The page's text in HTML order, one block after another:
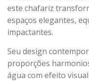
este chafariz
espaços elegantes,
impactantes.
Seu design
proporções
água com efeito